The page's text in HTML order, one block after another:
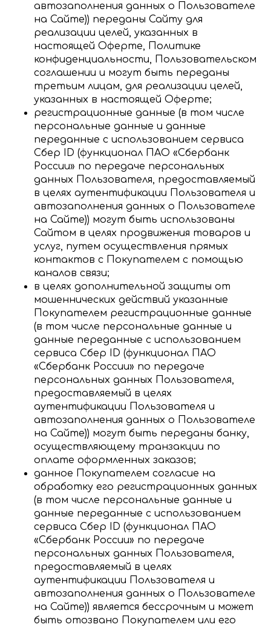
автозаполнения данных о Пользователе
на Сайте)) переданы Сайту для
реализации целей, указанных в
настоящей Оферте, Политике
конфиденциальности, Пользовательском
соглашении и могут быть переданы
третьим лицам, для реализации целей,
указанных в настоящей Оферте;
регистрационные данные (в том числе
персональные данные и данные
переданные с использованием сервиса
Сбер ID (функционал ПАО «Сбербанк
России» по передаче персональных
данных Пользователя, предоставляемый
в целях аутентификации Пользователя и
автозаполнения данных о Пользователе
на Сайте)) могут быть использованы
Сайтом в целях продвижения товаров и
услуг, путем осуществления прямых
контактов с Покупателем с помощью
каналов связи;
в целях дополнительной защиты от
мошеннических действий указанные
Покупателем регистрационные данные
(в том числе персональные данные и
данные переданные с использованием
сервиса Сбер ID (функционал ПАО
«Сбербанк России» по передаче
персональных данных Пользователя,
предоставляемый в целях
аутентификации Пользователя и
автозаполнения данных о Пользователе
на Сайте)) могут быть переданы банку,
осуществляющему транзакции по
оплате оформленных заказов;
данное Покупателем согласие на
обработку его регистрационных данных
(в том числе персональные данные и
данные переданные с использованием
сервиса Сбер ID (функционал ПАО
«Сбербанк России» по передаче
персональных данных Пользователя,
предоставляемый в целях
аутентификации Пользователя и
автозаполнения данных о Пользователе
на Сайте)) является бессрочным и может
быть отозвано Покупателем или его